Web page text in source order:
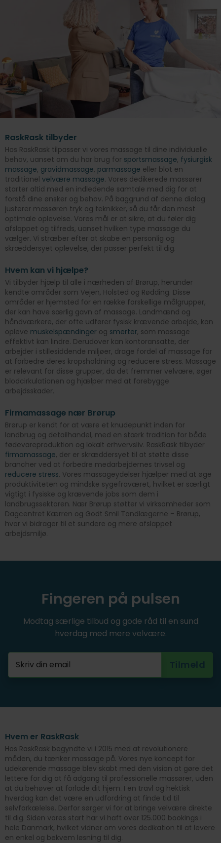
RaskRask tilbyder
Hos RaskRask tilpasser vi vores massage til dine individuelle
behov, uanset om du har brug for sportsmassage, fysiurgisk
massage, gravidmassage, parmassage eller blot en
traditionel velvære massage. Vores dedikerede massører
starter altid med en indledende samtale med dig for at
forstå dine ønsker og behov. På baggrund af denne dialog
justerer massøren tryk og teknikker, så du får den mest
optimale oplevelse. Vores mål er at sikre, at du føler dig
afslappet og tilfreds, uanset hvilken type massage du
vælger. Vi stræber efter at skabe en personlig og
skræddersyet oplevelse, der passer perfekt til dig.
Hvem kan vi hjælpe?
Vi tilbyder hjælp til alle i nærheden af Brørup, herunder
kendte områder som Vejen, Holsted og Rødding. Disse
områder er hjemsted for en række forskellige målgrupper,
der kan have særlig gavn af massage. Landmænd og
håndværkere, der ofte udfører fysisk krævende arbejde, kan
opleve muskelspændinger og smerter, som massage
effektivt kan lindre. Derudover kan kontoransatte, der
arbejder i stillesiddende miljøer, drage fordel af massage for
at forbedre deres kropsholdning og reducere stress. Massage
er relevant for disse grupper, da det fremmer velvære, øger
blodcirkulationen og hjælper med at forebygge
arbejdsskader.
Firmamassage nær Brørup
Brørup er kendt for at være et knudepunkt inden for
landbrug og detailhandel, med en stærk tradition for både
fødevareproduktion og lokalt erhvervsliv. RaskRask tilbyder
firmamassage, der er skræddersyet til at støtte disse
brancher ved at forbedre medarbejdernes trivsel og
reducere stress. Vores massageydelser hjælper med at øge
produktiviteten og mindske sygefraværet, hvilket er særligt
vigtigt i fysiske og krævende jobs som dem i
landbrugssektoren. Nær Brørup støtter vi virksomheder som
Dagcentret Kærren og Godt Smil Tandlægerne – Brørup,
hvor vi bidrager til et sundere og mere afslappet
arbejdsmiljø.
Fingeren på pulsen
Modtag særlige tilbud og gode råd til en sund
hverdag med mere velvære.
Hvem er RaskRask
Hos RaskRask begyndte vi i 2015 med at revolutionere
måden, du tænker massage på. Vores nye koncept for
udekørende massage blev skabt med den vision at gøre det
lettere for dig at få adgang til professionelle massører, uden
at du behøver at forlade dit hjem. I en travl og hektisk
hverdag kan det være en udfordring at finde tid til
selvforkælelse. Derfor sørger vi for at bringe velvære direkte
til dig. Siden vores start har vi haft over 125.000 bookings i
hele Danmark, hvilket vidner om vores dedikation til at levere
en enkel og bekvem løsning til dig.